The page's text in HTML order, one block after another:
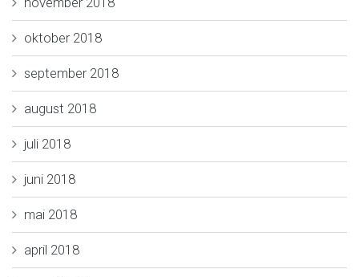
oktober 2018
september 2018
august 2018
juli 2018
juni 2018
mai 2018
april 2018